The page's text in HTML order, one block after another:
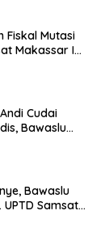
Fiskal Mutasi
Makassar I
Cudai
Bawaslu
Bawaslu
Samsat